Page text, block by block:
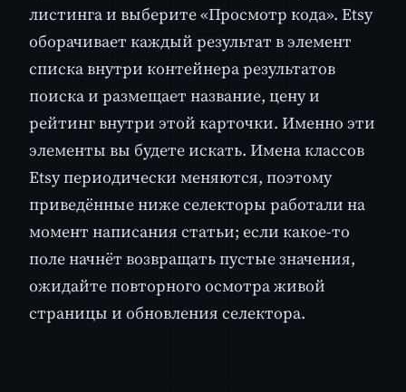
листинга и выберите «Просмотр кода». Etsy
оборачивает каждый результат в элемент
списка внутри контейнера результатов
поиска и размещает название, цену и
рейтинг внутри этой карточки. Именно эти
элементы вы будете искать. Имена классов
Etsy периодически меняются, поэтому
приведённые ниже селекторы работали на
момент написания статьи; если какое-то
поле начнёт возвращать пустые значения,
ожидайте повторного осмотра живой
страницы и обновления селектора.